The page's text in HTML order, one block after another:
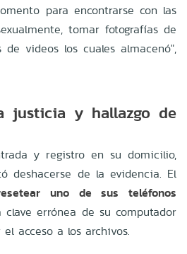
para encontrarse con las
tomar fotografías de
de videos los cuales almacenó",
justicia y hallazgo de
y registro en su domicilio,
deshacerse de la evidencia. El
uno de sus teléfonos
errónea de su computador
acceso a los archivos.